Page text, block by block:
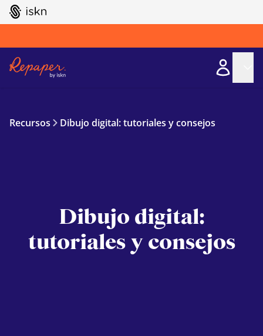
GO TO ISKN HOME
Recursos Dibujo digital: tutoriales y consejos
Dibujo digital:
tutoriales y consejos